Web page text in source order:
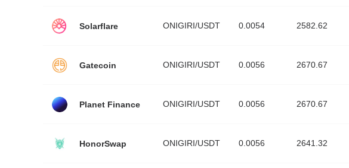
Solarflare ONIGIRI/USDT 0.0054 2582.62
Gatecoin ONIGIRI/USDT 0.0056 2670.67
Planet Finance ONIGIRI/USDT 0.0056 2670.67
HonorSwap ONIGIRI/USDT 0.0056 2641.32